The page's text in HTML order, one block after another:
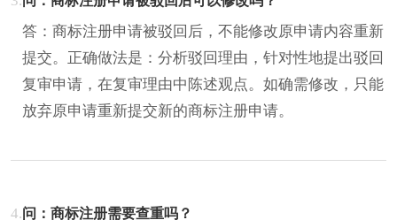
答：商标注册申请被驳回后，不能修改原申请内容重新
提交。正确做法是：分析驳回理由，针对性地提出驳回
复审申请，在复审理由中陈述观点。如确需修改，只能
放弃原申请重新提交新的商标注册申请。
4.问：商标注册需要查重吗？